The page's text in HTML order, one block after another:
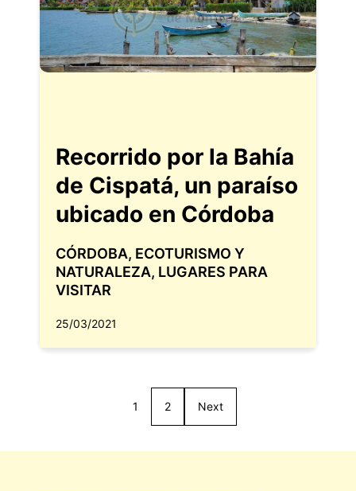
Recorrido por la Bahía
de Cispatá, un paraíso
ubicado en Córdoba
CÓRDOBA, ECOTURISMO Y
NATURALEZA, LUGARES PARA
VISITAR
25/03/2021
1 2 Next